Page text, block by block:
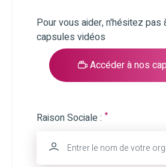
Pour vous aider, n'hésitez pas
capsules vidéos
Accéder à nos
Raison Sociale : *